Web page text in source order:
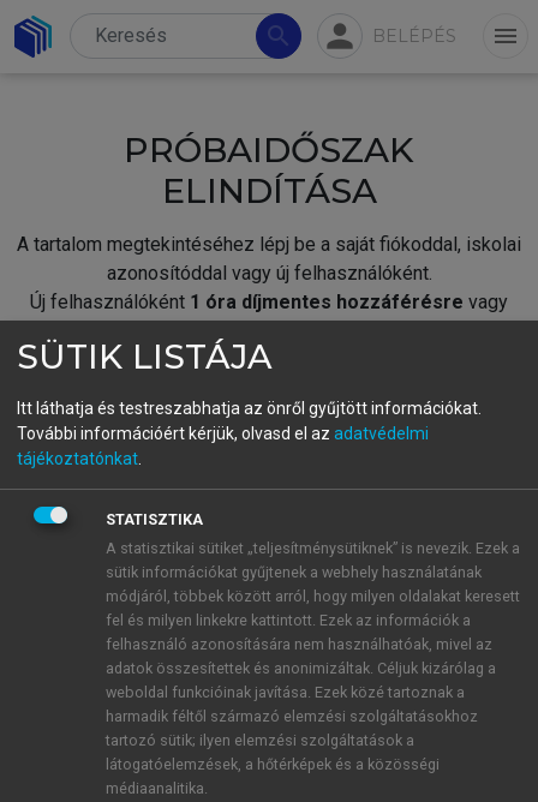
search person BELÉPÉS menu
PRÓBAIDŐSZAK
ELINDÍTÁSA
A tartalom megtekintéséhez lépj be a saját fiókoddal, iskolai
azonosítóddal vagy új felhasználóként.
Új felhasználóként 1 óra díjmentes hozzáférésre vagy
fiókoddal,vagy hozz létre új fiókot.
A regisztráció után apróbaidőszakautomatikusan
BELÉPÉS SAJÁT FIÓKKAL
ÚJ FIÓK LÉTREHOZÁSA
1 óra díjmentes hozzáférés
E-MAIL-CÍM
SÜTIK LISTÁJA
Itt láthatja és testreszabhatja az önről gyűjtött információkat.
További információért kérjük, olvasd el az adatvédelmi
tájékoztatónkat
STATISZTIKA
A statisztikai sütiket „teljesítménysütiknek” is nevezik. Ezek a
sütik információkat gyűjtenek a webhely használatának
módjáról, többek között arról, hogy milyen oldalakat keresett
fel és milyen linkekre kattintott. Ezek az információk a
felhasználó azonosítására nem használhatóak, mivel az
adatok összesítettek és anonimizáltak. Céljuk kizárólag a
weboldal funkcióinak javítása. Ezek közé tartoznak a
harmadik féltől származó elemzési szolgáltatásokhoz
tartozó sütik; ilyen elemzési szolgáltatások a
látogatóelemzések, a hőtérképek és a közösségi
médiaanalitika.